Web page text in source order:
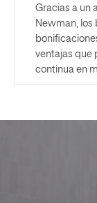
Gracias a un
Newman,
ventajas que
continua en